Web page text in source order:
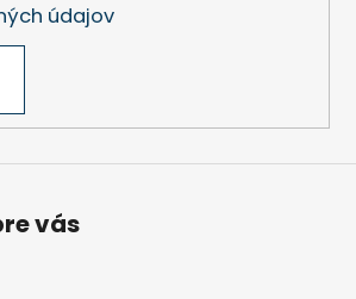
údajov
vás